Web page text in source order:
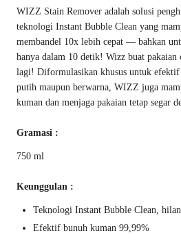
WIZZ Stain Remover adalah solusi
teknologi Instant Bubble Clean yang
membandel 10x lebih cepat — bahkan
hanya dalam 10 detik! Wizz buat pakaian
lagi! Diformulasikan khusus untuk efektif
putih maupun berwarna, WIZZ juga
kuman dan menjaga pakaian tetap segar
Gramasi :
750 ml
Keunggulan :
Teknologi Instant Bubble Clean,
Efektif bunuh kuman 99,99%